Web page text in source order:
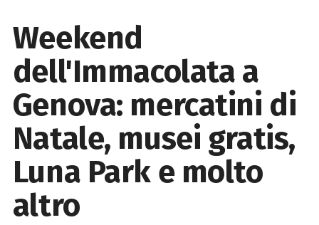
Weekend
dell'Immacolata a
Genova: mercatini di
Natale, musei gratis,
Luna Park e molto
altro